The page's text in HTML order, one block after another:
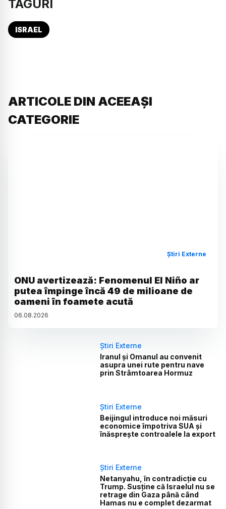
TAGURI
ISRAEL
ARTICOLE DIN ACEEAȘI
CATEGORIE
Știri Externe
ONU avertizează: Fenomenul El Niño ar
putea împinge încă 49 de milioane de
oameni în foamete acută
06.08.2026
Știri Externe
Iranul și Omanul au convenit
asupra unei rute pentru nave
prin Strâmtoarea Hormuz
Știri Externe
Beijingul introduce noi măsuri
economice împotriva SUA și
înăsprește controalele la export
Știri Externe
Netanyahu, în contradicție cu
Trump. Susține că Israelul nu se
retrage din Gaza până când
Hamas nu e complet dezarmat